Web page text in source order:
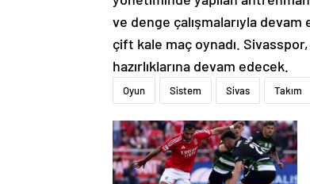
ve denge çalışmalarıyla
çift kale maç oynadı.
hazırlıklarına devam edecek.
Oyun Sistem Sivas Takım